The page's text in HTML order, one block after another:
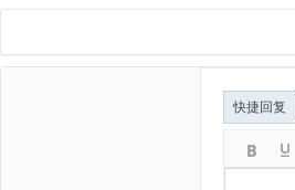
快捷回复